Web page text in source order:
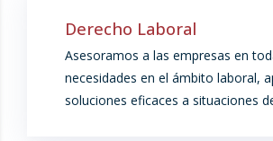
Derecho Laboral
Asesoramos a las empresas en
necesidades en el ámbito laboral,
soluciones eficaces a situaciones